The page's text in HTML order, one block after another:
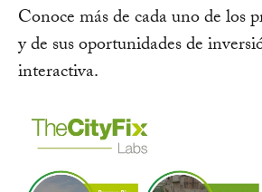
Conoce más de cada uno de los
y de sus oportunidades de
interactiva.